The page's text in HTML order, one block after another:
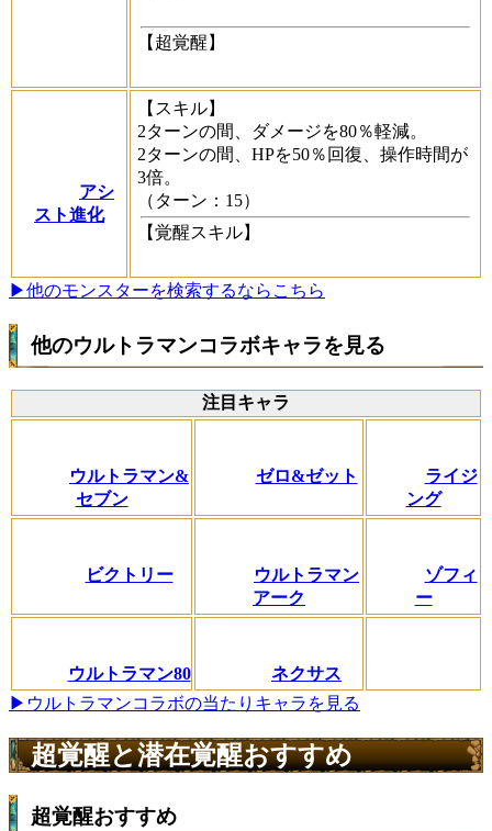
【超覚醒】
アシ
スト進化
【スキル】
2ターンの間、ダメージを80％軽減。
2ターンの間、HPを50％回復、操作時間が
3倍。
（ターン：15）
【覚醒スキル】
▶他のモンスターを検索するならこちら
他のウルトラマンコラボキャラを見る
注目キャラ
ウルトラマン&
セブン
ゼロ&ゼット
ライジ
ング
ビクトリー
ウルトラマン
アーク
ゾフィ
ー
ウルトラマン80
ネクサス
▶ウルトラマンコラボの当たりキャラを見る
超覚醒と潜在覚醒おすすめ
超覚醒おすすめ